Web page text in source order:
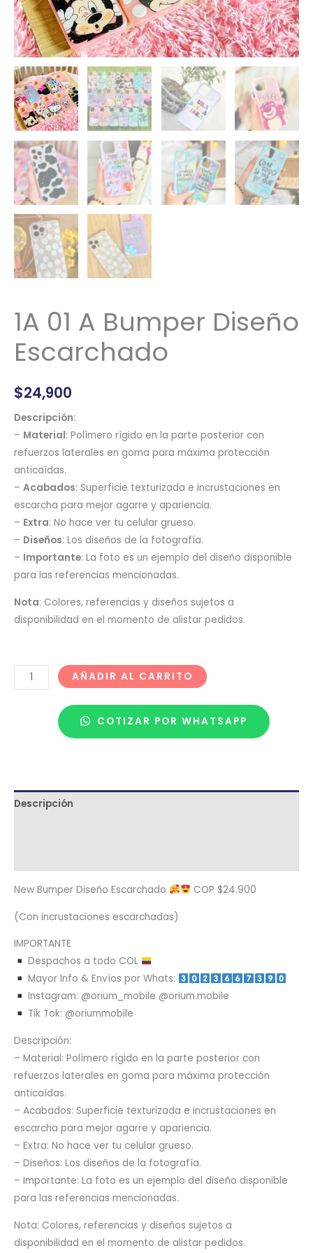
1A 01 A Bumper Diseño
Escarchado
$24,900
Descripción:
– Material: Polímero rígido en la parte posterior con
refuerzos laterales en goma para máxima protección
anticaídas.
– Acabados: Superficie texturizada e incrustaciones en
escarcha para mejor agarre y apariencia.
– Extra: No hace ver tu celular grueso.
– Diseños: Los diseños de la fotografía.
– Importante: La foto es un ejemplo del diseño disponible
para las referencias mencionadas.
Nota: Colores, referencias y diseños sujetos a
disponibilidad en el momento de alistar pedidos.
AÑADIR AL CARRITO
COTIZAR POR WHATSAPP
Descripción
New Bumper Diseño Escarchado COP $24.900
(Con incrustaciones escarchadas)
IMPORTANTE
Despachos a todo COL
Mayor Info & Envíos por Whats:
Instagram: @orium_mobile @orium.mobile
Tik Tok: @oriummobile
Descripción:
– Material: Polímero rígido en la parte posterior con
refuerzos laterales en goma para máxima protección
anticaídas.
– Acabados: Superficie texturizada e incrustaciones en
escarcha para mejor agarre y apariencia.
– Extra: No hace ver tu celular grueso.
– Diseños: Los diseños de la fotografía.
– Importante: La foto es un ejemplo del diseño disponible
para las referencias mencionadas.
Nota: Colores, referencias y diseños sujetos a
disponibilidad en el momento de alistar pedidos.